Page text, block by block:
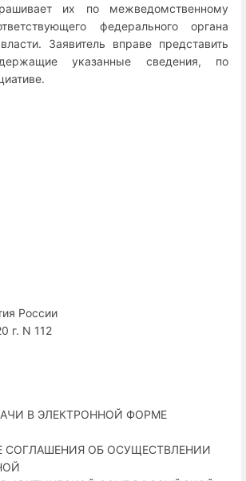
их по межведомственному
федерального органа
Заявитель вправе представить
указанные сведения, по
России
г. N 112
В ЭЛЕКТРОННОЙ ФОРМЕ
СОГЛАШЕНИЯ ОБ ОСУЩЕСТВЛЕНИИ